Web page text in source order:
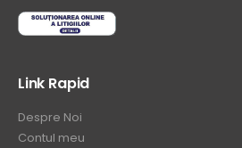
Link Rapid
Despre Noi
Contul meu